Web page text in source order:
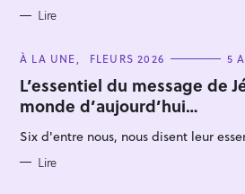
Lire
C
T
E
G
O
I
S
À LA UNE FLEURS 2026 5
L’essentiel du message de
monde d’aujourd’hui…
Six d'entre nous, nous disent leur
Lire